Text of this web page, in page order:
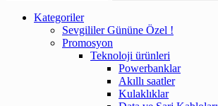
Kategoriler
Sevgililer Gününe Özel !
Promosyon
Teknoloji ürünleri
Powerbanklar
Akıllı saatler
Kulaklıklar